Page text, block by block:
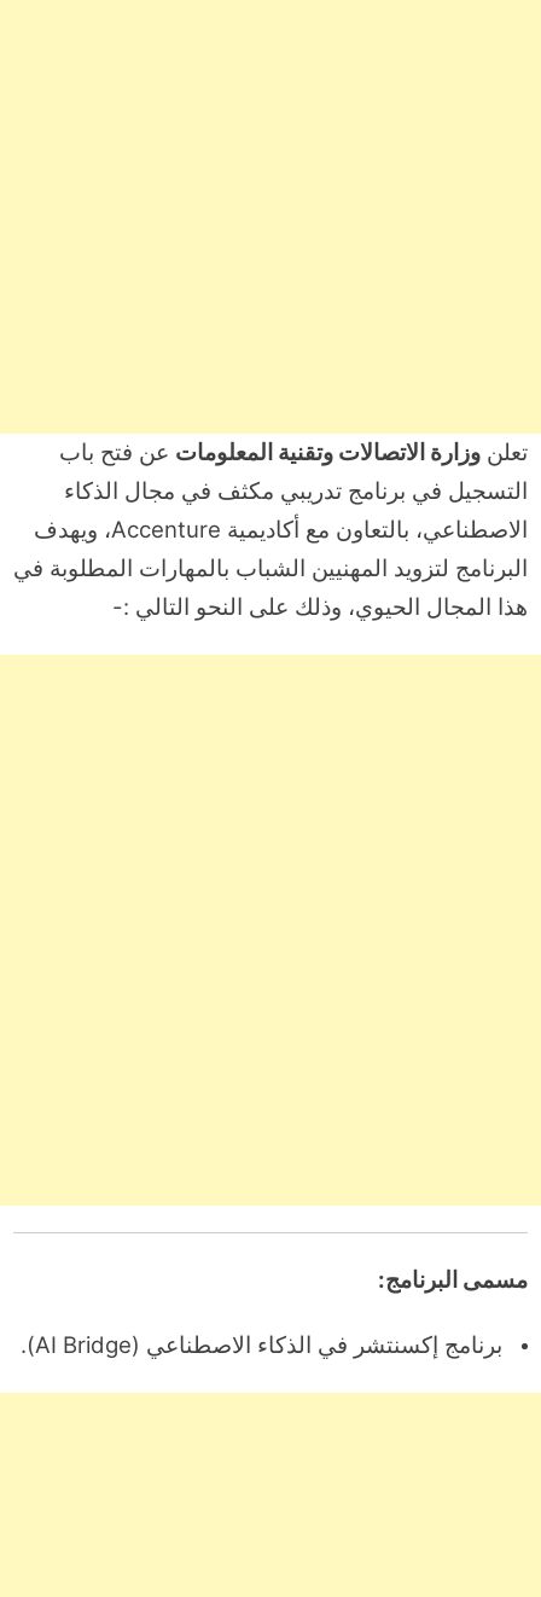
تعلن وزارة الاتصالات وتقنية المعلومات عن فتح باب
التسجيل في برنامج تدريبي مكثف في مجال الذكاء
الاصطناعي، بالتعاون مع أكاديمية Accenture، ويهدف
البرنامج لتزويد المهنيين الشباب بالمهارات المطلوبة في
هذا المجال الحيوي، وذلك على النحو التالي :-
مسمى البرنامج:
برنامج إكسنتشر في الذكاء الاصطناعي (AI Bridge).